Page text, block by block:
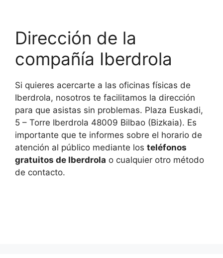
Dirección de la
compañía Iberdrola
Si quieres acercarte a las oficinas físicas de
Iberdrola, nosotros te facilitamos la dirección
para que asistas sin problemas. Plaza Euskadi,
5 – Torre Iberdrola 48009 Bilbao (Bizkaia). Es
importante que te informes sobre el horario de
atención al público mediante los teléfonos
gratuitos de Iberdrola o cualquier otro método
de contacto.